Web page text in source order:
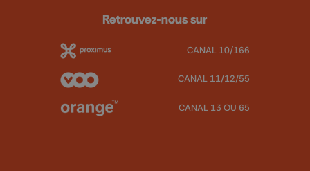
Retrouvez-nous sur
CANAL 10/166
CANAL 11/12/55
CANAL 13 OU 65